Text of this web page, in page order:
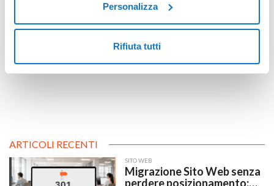
Personalizza
Rifiuta tutti
ARTICOLI RECENTI
SITO WEB
Migrazione Sito Web senza
perdere posizionamento: